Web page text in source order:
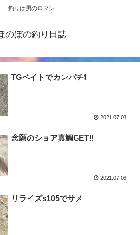
釣りは男のロマン
のぼの釣り日誌
TGベイトでカンパチ❗️
2021.07.08
念願のショア真鯛GET‼️
2021.07.06
リライズs105でサメ